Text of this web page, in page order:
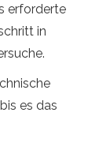
erforderte
in
es das